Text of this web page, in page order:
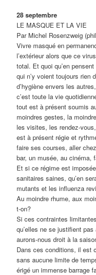
28 septembre
LE MASQUE ET LA VIE
Par Michel Rosenzweig
Vivre masqué en
l’extérieur alors que ce
total. Et quoi qu’en
qui n’y voient toujours rien
d’hygiène envers les
c’est toute la vie
tout est à présent soumis
moindres gestes, la
les visites, les rendez-
est à présent régie et
faire ses courses, aller
bar, un musée, au cinéma,
Et si ce régime est
sanitaires saines, qu’en
mutants et les influenza
Au moindre rhume, aux
t-on?
Si ces contraintes
qu’elles ne se justifient
aurons-nous droit à la
Dans ces conditions, il est
sans aucune limite de
érigé un immense barrage